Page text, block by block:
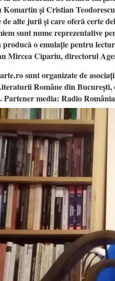
și Cristian
alte jurii și care oferă certe
sunt nume reprezentative
producă o emulație pentru
Mircea Cipariu, directorul
sunt organizate de
Române din
media: Radio